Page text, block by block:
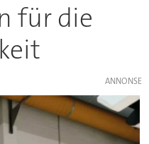
für die